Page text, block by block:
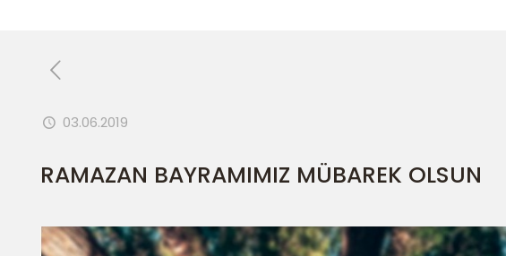
03.06.2019
RAMAZAN BAYRAMIMIZ MÜBAREK OLSUN